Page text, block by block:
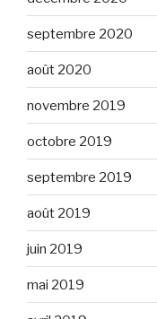
septembre 2020
août 2020
novembre 2019
octobre 2019
septembre 2019
août 2019
juin 2019
mai 2019